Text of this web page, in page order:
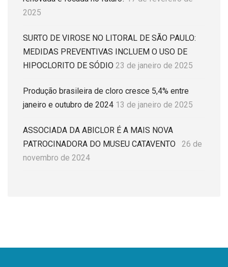
2025
SURTO DE VIROSE NO LITORAL DE SÃO PAULO:
MEDIDAS PREVENTIVAS INCLUEM O USO DE
HIPOCLORITO DE SÓDIO 23 de janeiro de 2025
Produção brasileira de cloro cresce 5,4% entre
janeiro e outubro de 2024 13 de janeiro de 2025
ASSOCIADA DA ABICLOR É A MAIS NOVA
PATROCINADORA DO MUSEU CATAVENTO
26 de
novembro de 2024